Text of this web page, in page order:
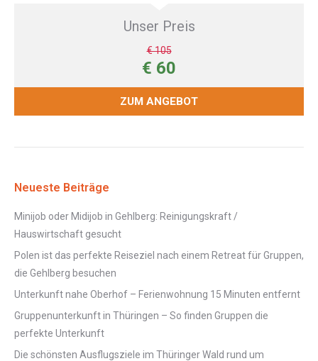
Unser Preis
€ 105
€ 60
ZUM ANGEBOT
Neueste Beiträge
Minijob oder Midijob in Gehlberg: Reinigungskraft /
Hauswirtschaft gesucht
Polen ist das perfekte Reiseziel nach einem Retreat für Gruppen,
die Gehlberg besuchen
Unterkunft nahe Oberhof – Ferienwohnung 15 Minuten entfernt
Gruppenunterkunft in Thüringen – So finden Gruppen die
perfekte Unterkunft
Die schönsten Ausflugsziele im Thüringer Wald rund um